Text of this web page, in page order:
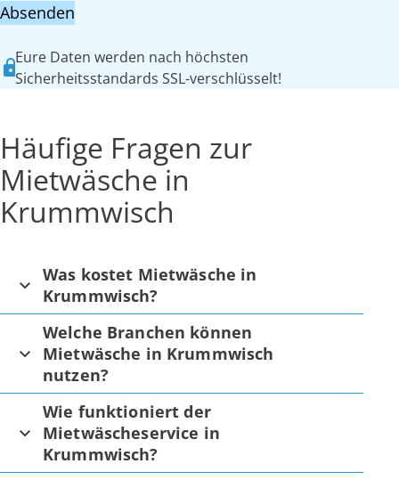
Absenden
Eure Daten werden nach höchsten
Sicherheitsstandards SSL-verschlüsselt!
Häufige Fragen zur
Mietwäsche in
Krummwisch
Was kostet Mietwäsche in
Krummwisch?
Welche Branchen können
Mietwäsche in Krummwisch
nutzen?
Wie funktioniert der
Mietwäscheservice in
Krummwisch?